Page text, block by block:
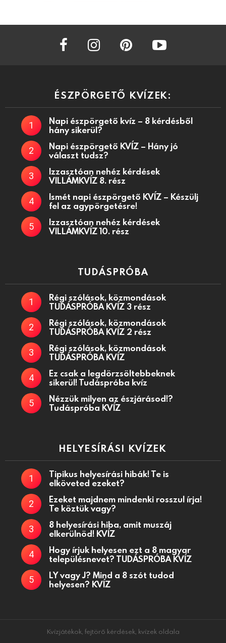
facebook instagram
ÉSZPÖRGETŐ KVÍZEK:
Napi észpörgető kvíz – 8 kérdésből
hány sikerül?
Napi észpörgető KVÍZ – Hány jó
választ tudsz?
Izzasztóan nehéz kérdések
VILLÁMKVÍZ 8. rész
Ismét napi észpörgető KVÍZ – Készülj
fel az agypörgetésre!
Izzasztóan nehéz kérdések
VILLÁMKVÍZ 10. rész
TUDÁSPRÓBA
Régi szólások, közmondások
TUDÁSPRÓBA KVÍZ 3 rész
Régi szólások, közmondások
TUDÁSPRÓBA KVÍZ 2 rész
Régi szólások, közmondások
TUDÁSPRÓBA KVÍZ
Ez csak a legdörzsöltebbeknek
sikerül! Tudáspróba kvíz
Nézzük milyen az észjárásod!?
Tudáspróba KVÍZ
HELYESÍRÁSI KVÍZEK
Tipikus helyesírási hibák! Te is
elköveted ezeket?
Ezeket majdnem mindenki rosszul írja!
Te köztük vagy?
8 helyesírási hiba, amit muszáj
elkerülnöd! KVÍZ
Hogy írjuk helyesen ezt a 8 magyar
településnevet? TUDÁSPRÓBA KVÍZ
LY vagy J? Mind a 8 szót tudod
helyesen? KVÍZ
Kvízjátékok, fejtörő kérdések, kvízek oldala